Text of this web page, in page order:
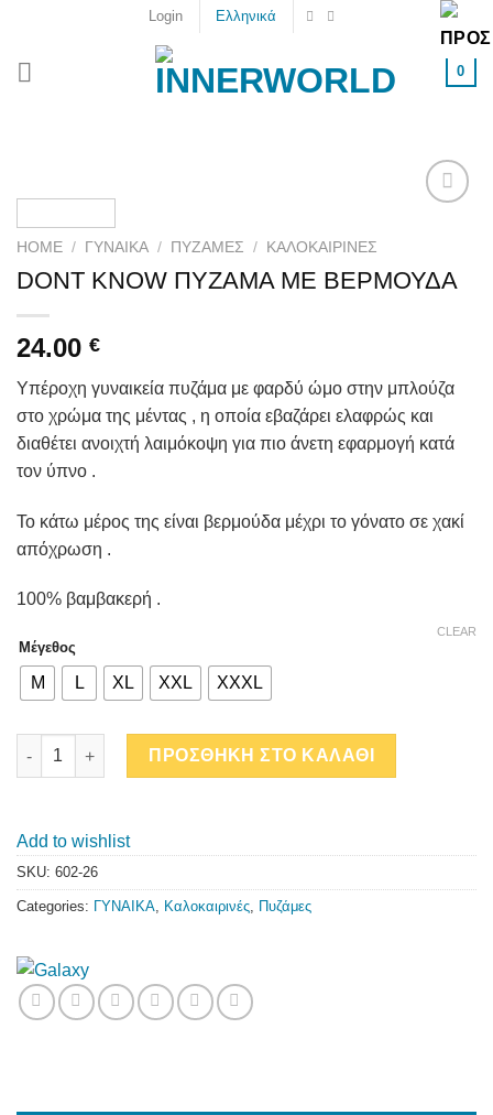
content
Login Ελληνικά
0
HOME / ΓΥΝΑΙΚΑ / ΠΥΖΆΜΕΣ / ΚΑΛΟΚΑΙΡΙΝΈΣ
DONT KNOW ΠΥΖΑΜΑ ΜΕ ΒΕΡΜΟΥΔΑ
24.00 €
Υπέροχη γυναικεία πυζάμα με φαρδύ ώμο στην μπλούζα
στο χρώμα της μέντας , η οποία εβαζάρει ελαφρώς και
διαθέτει ανοιχτή λαιμόκοψη για πιο άνετη εφαρμογή κατά
τον ύπνο .
Το κάτω μέρος της είναι βερμούδα μέχρι το γόνατο σε χακί
απόχρωση .
100% βαμβακερή .
Μέγεθος
M L XL XXL XXXL
CLEAR
DONT KNOW ΠΥΖΑΜΑ ΜΕ ΒΕΡΜΟΥΔΑ quantity
ΠΡΟΣΘΗΚΗ ΣΤΟ ΚΑΛΑΘΙ
Add to wishlist
SKU: 602-26
Categories: ΓΥΝΑΙΚΑ, Καλοκαιρινές, Πυζάμες